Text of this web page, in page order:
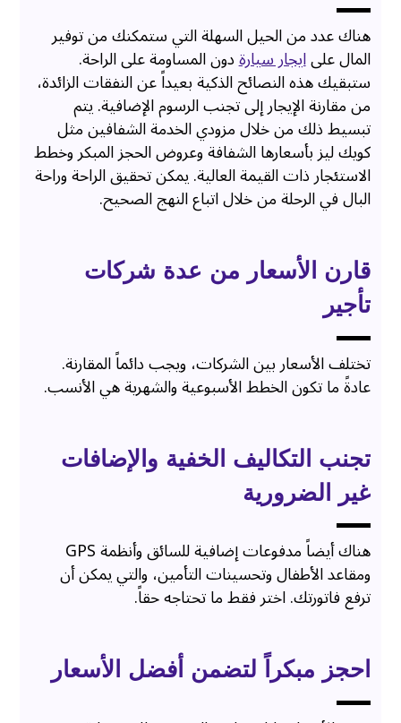
هناك عدد من الحيل السهلة التي ستمكنك من توفير
المال علىايجار سيارةدون المساومة على الراحة.
ستبقيك هذه النصائح الذكية بعيداً عن النفقات الزائدة،
من مقارنة الإيجار إلى تجنب الرسوم الإضافية. يتم
تبسيط ذلك من خلال مزودي الخدمة الشفافين مثل
كويك ليز بأسعارها الشفافة وعروض الحجز المبكر وخطط
الاستئجار ذات القيمة العالية. يمكن تحقيق الراحة وراحة
البال في الرحلة من خلال اتباع النهج الصحيح.
قارن الأسعار من عدة شركات
تأجير
تختلف الأسعار بين الشركات، ويجب دائماً المقارنة.
عادةً ما تكون الخطط الأسبوعية والشهرية هي الأنسب.
تجنب التكاليف الخفية والإضافات
غير الضرورية
هناك أيضاً مدفوعات إضافية للسائق وأنظمة GPS
ومقاعد الأطفال وتحسينات التأمين، والتي يمكن أن
ترفع فاتورتك. اختر فقط ما تحتاجه حقاً.
احجز مبكراً لتضمن أفضل الأسعار